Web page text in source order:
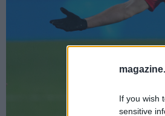
If you wish
sensitive